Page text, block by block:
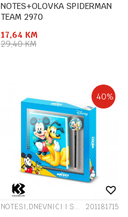
NOTES+OLOVKA SPIDERMAN
TEAM 2970
17,64 KM
29,40KM
40%
NOTESI,DNEVNICI I SPOMENARI 201181715